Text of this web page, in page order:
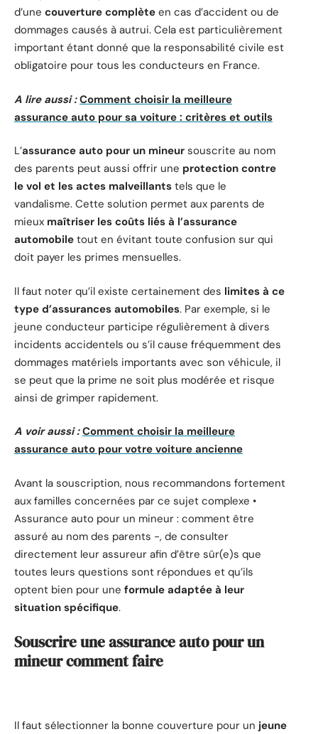
d’une couverture complète en cas d’accident ou de
dommages causés à autrui. Cela est particulièrement
important étant donné que la responsabilité civile est
obligatoire pour tous les conducteurs en France.
A lire aussi : Comment choisir la meilleure
assurance auto pour sa voiture : critères et outils
L’assurance auto pour un mineur souscrite au nom
des parents peut aussi offrir une protection contre
le vol et les actes malveillants tels que le
vandalisme. Cette solution permet aux parents de
mieux maîtriser les coûts liés à l’assurance
automobile tout en évitant toute confusion sur qui
doit payer les primes mensuelles.
Il faut noter qu’il existe certainement des limites à ce
type d’assurances automobiles. Par exemple, si le
jeune conducteur participe régulièrement à divers
incidents accidentels ou s’il cause fréquemment des
dommages matériels importants avec son véhicule, il
se peut que la prime ne soit plus modérée et risque
ainsi de grimper rapidement.
A voir aussi : Comment choisir la meilleure
assurance auto pour votre voiture ancienne
Avant la souscription, nous recommandons fortement
aux familles concernées par ce sujet complexe •
Assurance auto pour un mineur : comment être
assuré au nom des parents -, de consulter
directement leur assureur afin d’être sûr(e)s que
toutes leurs questions sont répondues et qu’ils
optent bien pour une formule adaptée à leur
situation spécifique.
Souscrire une assurance auto pour un
mineur comment faire
Il faut sélectionner la bonne couverture pour un jeune